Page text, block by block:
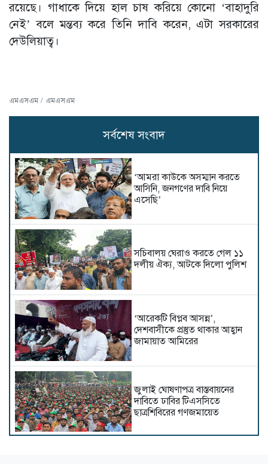
রয়েছে। গাধাকে দিয়ে হাল চাষ করিয়ে কোনো ‘বাহাদুরি
নেই’ বলে মন্তব্য করে তিনি দাবি করেন, এটা সরকারের
দেউলিয়াত্ব।
এমএসএম / এমএসএম
সর্বশেষ সংবাদ
‘আমরা কাউকে অসম্মান করতে
আসিনি, জনগণের দাবি নিয়ে
এসেছি’
সচিবালয় ঘেরাও করতে গেল ১১
দলীয় ঐক্য, আটকে দিলো পুলিশ
‘আরেকটি বিপ্লব আসন্ন’,
দেশবাসীকে প্রস্তুত থাকার আহ্বান
জামায়াত আমিরের
জুলাই ঘোষণাপত্র বাস্তবায়নের
দাবিতে ঢাবির টিএসসিতে
ছাত্রশিবিরের গণজমায়েত